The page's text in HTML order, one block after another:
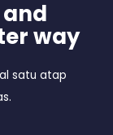
way
satu atap